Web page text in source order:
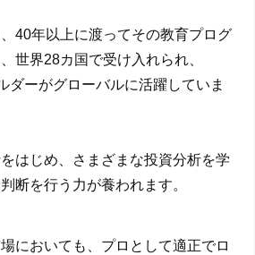
40年以上に渡ってその教育プログ
世界28カ国で受け入れられ、
ダーがグローバルに活躍していま
はじめ、さまざまな投資分析を学
断を行う力が養われます。
においても、プロとして適正でロ